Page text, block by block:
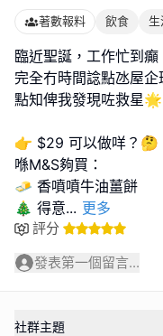
著數報料 飲食
臨近聖誕，工作忙到癲
完全冇時間諗點氹屋
點知俾我發現咗救星🌟
👉 $29 可以做咩？🤔
喺M&S夠買：
🧈 香噴噴牛油薑餅
🎄 得意... 更多
評分
發表第一個留言...
社群主題